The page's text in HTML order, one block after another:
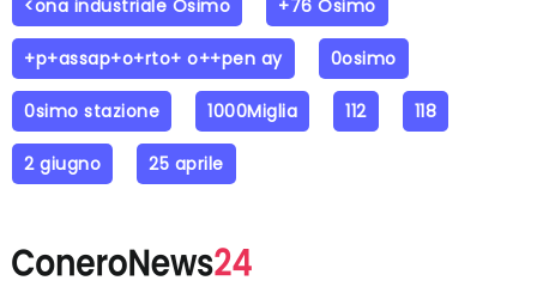
<ona industriale Osimo +76 Osimo
+p+assap+o+rto+ o++pen ay 0osimo
0simo stazione 1000Miglia 112 118
2 giugno 25 aprile